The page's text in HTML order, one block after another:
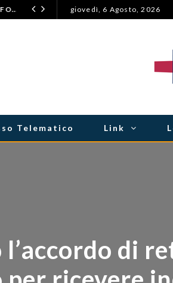
LEGGE PROFESSIONALE: DELEGA AL GOVERNO PER LA RIFORMA DELL’ORDINAMENTO FORENSE ASTENSIONI
giovedì, 6 Agosto, 2026
Telematico Link
di
ricevere